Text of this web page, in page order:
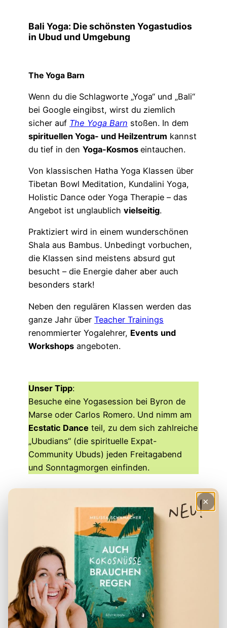
Bali Yoga: Die schönsten Yogastudios
in Ubud und Umgebung
The Yoga Barn
Wenn du die Schlagworte „Yoga“ und „Bali“
bei Google eingibst, wirst du ziemlich
sicher auf The Yoga Barn stoßen. In dem
spirituellen Yoga- und Heilzentrum kannst
du tief in den Yoga-Kosmos eintauchen.
Von klassischen Hatha Yoga Klassen über
Tibetan Bowl Meditation, Kundalini Yoga,
Holistic Dance oder Yoga Therapie – das
Angebot ist unglaublich vielseitig.
Praktiziert wird in einem wunderschönen
Shala aus Bambus. Unbedingt vorbuchen,
die Klassen sind meistens absurd gut
besucht – die Energie daher aber auch
besonders stark!
Neben den regulären Klassen werden das
ganze Jahr über Teacher Trainings
renommierter Yogalehrer, Events und
Workshops angeboten.
Unser Tipp:
Besuche eine Yogasession bei Byron de
Marse oder Carlos Romero. Und nimm am
Ecstatic Dance teil, zu dem sich zahlreiche
„Ubudians“ (die spirituelle Expat-
Community Ubuds) jeden Freitagabend
und Sonntagmorgen einfinden.
Das vielleicht bekannteste Yogastudio
Balis: The Yoga Barn in Ubud
×